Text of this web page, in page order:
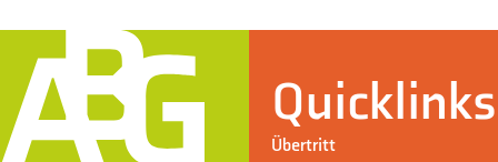
Quicklinks
Übertritt